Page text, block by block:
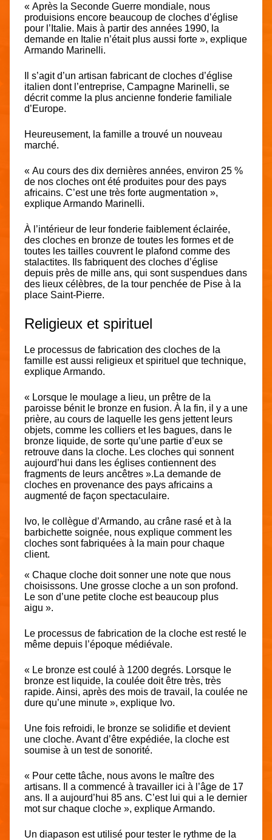
« Après la Seconde Guerre mondiale, nous
produisions encore beaucoup de cloches d’église
pour l’Italie. Mais à partir des années 1990, la
demande en Italie n’était plus aussi forte », explique
Armando Marinelli.
Il s’agit d’un artisan fabricant de cloches d’église
italien dont l’entreprise, Campagne Marinelli, se
décrit comme la plus ancienne fonderie familiale
d’Europe.
Heureusement, la famille a trouvé un nouveau
marché.
« Au cours des dix dernières années, environ 25 %
de nos cloches ont été produites pour des pays
africains. C’est une très forte augmentation »,
explique Armando Marinelli.
À l’intérieur de leur fonderie faiblement éclairée,
des cloches en bronze de toutes les formes et de
toutes les tailles couvrent le plafond comme des
stalactites. Ils fabriquent des cloches d’église
depuis près de mille ans, qui sont suspendues dans
des lieux célèbres, de la tour penchée de Pise à la
place Saint-Pierre.
Religieux et spirituel
Le processus de fabrication des cloches de la
famille est aussi religieux et spirituel que technique,
explique Armando.
« Lorsque le moulage a lieu, un prêtre de la
paroisse bénit le bronze en fusion. À la fin, il y a une
prière, au cours de laquelle les gens jettent leurs
objets, comme les colliers et les bagues, dans le
bronze liquide, de sorte qu’une partie d’eux se
retrouve dans la cloche. Les cloches qui sonnent
aujourd’hui dans les églises contiennent des
fragments de leurs ancêtres ».La demande de
cloches en provenance des pays africains a
augmenté de façon spectaculaire.
Ivo, le collègue d’Armando, au crâne rasé et à la
barbichette soignée, nous explique comment les
cloches sont fabriquées à la main pour chaque
client.
« Chaque cloche doit sonner une note que nous
choisissons. Une grosse cloche a un son profond.
Le son d’une petite cloche est beaucoup plus
aigu ».
Le processus de fabrication de la cloche est resté le
même depuis l’époque médiévale.
« Le bronze est coulé à 1200 degrés. Lorsque le
bronze est liquide, la coulée doit être très, très
rapide. Ainsi, après des mois de travail, la coulée ne
dure qu’une minute », explique Ivo.
Une fois refroidi, le bronze se solidifie et devient
une cloche. Avant d’être expédiée, la cloche est
soumise à un test de sonorité.
« Pour cette tâche, nous avons le maître des
artisans. Il a commencé à travailler ici à l’âge de 17
ans. Il a aujourd’hui 85 ans. C’est lui qui a le dernier
mot sur chaque cloche », explique Armando.
Un diapason est utilisé pour tester le rythme de la